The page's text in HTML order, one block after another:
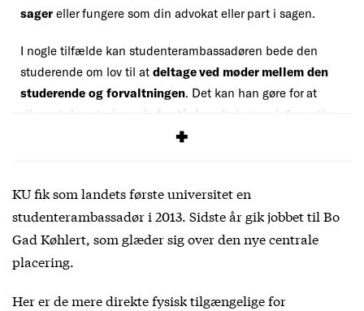
sager eller fungere som din advokat eller part i sagen.
I nogle tilfælde kan studenterambassadøren bede den
studerende om lov til at deltage ved møder mellem den
studerende og forvaltningen. Det kan han gøre for at
sikre, at den studerende forstår forvaltningens information,
og for at samle erfaringer til sin generelle vejledning.
KU fik som landets første universitet en
studenterambassadør i 2013. Sidste år gik jobbet til Bo
Gad Køhlert, som glæder sig over den nye centrale
placering.
Her er de mere direkte fysisk tilgængelige for